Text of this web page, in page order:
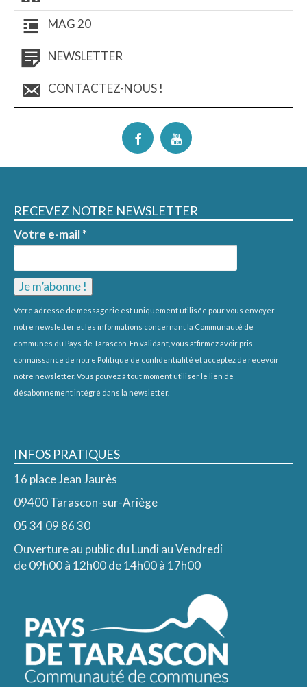
MAG 20
NEWSLETTER
CONTACTEZ-NOUS !
RECEVEZ NOTRE NEWSLETTER
Votre e-mail*
Votre adresse de messagerie est uniquement utilisée pour vous envoyer
notre newsletter et les informations concernant la Communauté de
communes du Pays de Tarascon. En validant, vous affirmez avoir pris
connaissance de notre Politique de confidentialité et acceptez de recevoir
notre newsletter. Vous pouvez à tout moment utiliser le lien de
désabonnement intégré dans la newsletter.
INFOS PRATIQUES
16 place Jean Jaurès
09400 Tarascon-sur-Ariège
05 34 09 86 30
Ouverture au public du Lundi au Vendredi
de 09h00 à 12h00 de 14h00 à 17h00